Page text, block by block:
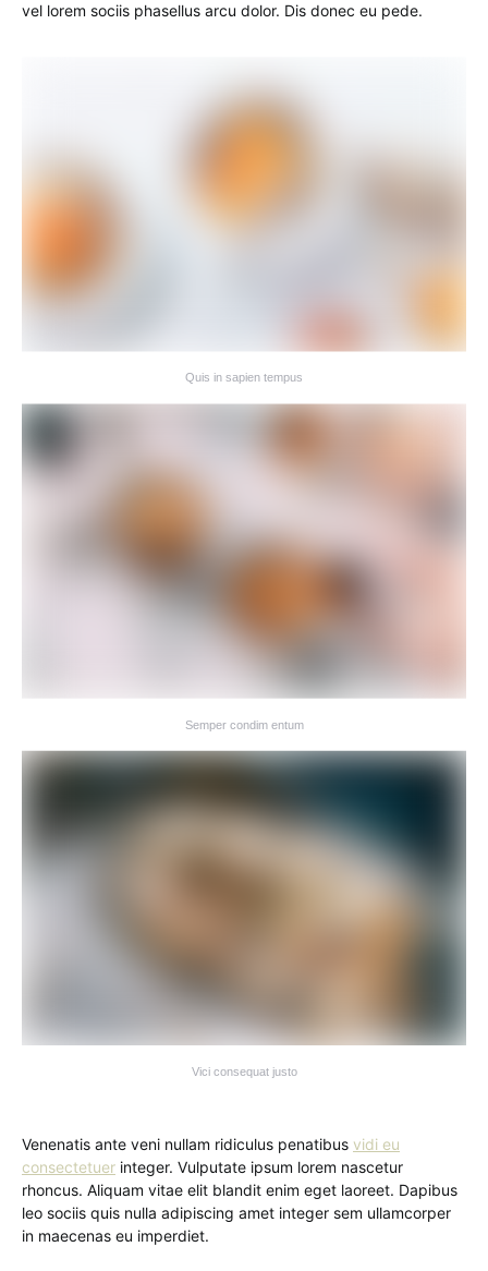
vel lorem sociis phasellus arcu dolor. Dis donec eu pede.
Quis in sapien tempus
Semper condim entum
Vici consequat justo
Venenatis ante veni nullam ridiculus penatibus vidi eu
consectetuer integer. Vulputate ipsum lorem nascetur
rhoncus. Aliquam vitae elit blandit enim eget laoreet. Dapibus
leo sociis quis nulla adipiscing amet integer sem ullamcorper
in maecenas eu imperdiet.